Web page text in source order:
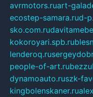
avrmotors.ruart-
ecostep-samara.rud-
sko.com.ru
kokoroyari.spb.ru
lenderoq.ru
people-of-art.ru
dynamoauto.ruszk-
kingbolenskaner.ru